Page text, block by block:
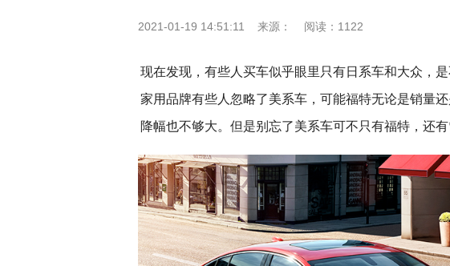
2021-01-19 14:51:11 来源： 阅读：1122
现在发现，有些人买车似乎眼里只有日系车和大众，
家用品牌有些人忽略了美系车，可能福特无论是销量
降幅也不够大。但是别忘了美系车可不只有福特，还有